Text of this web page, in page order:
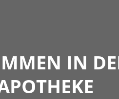
IN